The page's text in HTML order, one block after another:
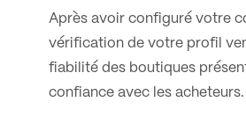
Après avoir configuré votre
vérification de votre profil
fiabilité des boutiques
confiance avec les acheteurs.